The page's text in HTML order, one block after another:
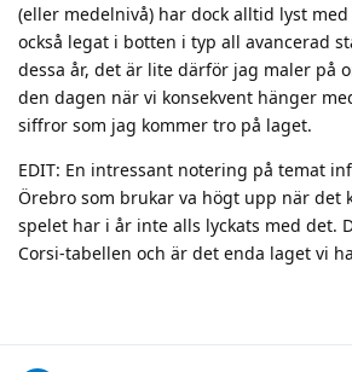
(eller medelnivå) har dock alltid lyst
också legat i botten i typ all avancerad
dessa år, det är lite därför jag maler på
den dagen när vi konsekvent hänger
siffror som jag kommer tro på laget.
EDIT: En intressant notering på temat
Örebro som brukar va högt upp när det
spelet har i år inte alls lyckats med det.
Corsi-tabellen och är det enda laget vi